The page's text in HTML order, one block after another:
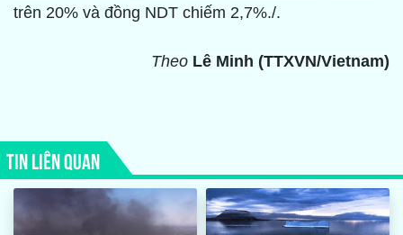
trên 20% và đồng NDT chiếm 2,7%./.
Theo Lê Minh (TTXVN/Vietnam)
TIN LIÊN QUAN